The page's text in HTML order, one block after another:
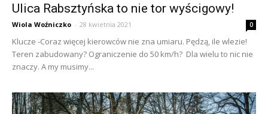
Ulica Rabsztyńska to nie tor wyścigowy!
Wiola Woźniczko - 28 kwietnia 2021 0
Klucze -Coraz więcej kierowców nie zna umiaru. Pędzą, ile wlezie!
Teren zabudowany? Ograniczenie do 50 km/h? Dla wielu to nic nie
znaczy. A my musimy...